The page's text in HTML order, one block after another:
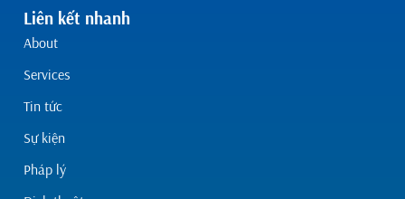
Liên kết nhanh
About
Services
Tin tức
Sự kiện
Pháp lý